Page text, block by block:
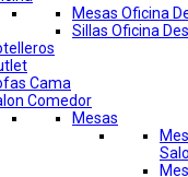
Mesas Oficina
Sillas Oficina
Cama
Comedor
Mesas